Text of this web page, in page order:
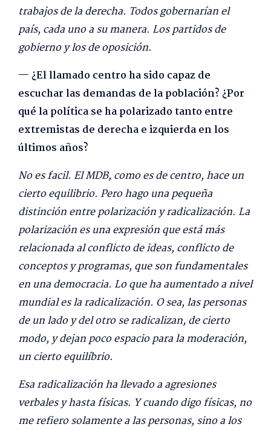
trabajos de la derecha. Todos gobernarían el
país, cada uno a su manera. Los partidos de
gobierno y los de oposición.
— ¿El llamado centro ha sido capaz de
escuchar las demandas de la población? ¿Por
qué la política se ha polarizado tanto entre
extremistas de derecha e izquierda en los
últimos años?
No es facil. El MDB, como es de centro, hace un
cierto equilibrio. Pero hago una pequeña
distinción entre polarización y radicalización. La
polarización es una expresión que está más
relacionada al conflicto de ideas, conflicto de
conceptos y programas, que son fundamentales
en una democracia. Lo que ha aumentado a nivel
mundial es la radicalización. O sea, las personas
de un lado y del otro se radicalizan, de cierto
modo, y dejan poco espacio para la moderación,
un cierto equilíbrio.
Esa radicalización ha llevado a agresiones
verbales y hasta físicas. Y cuando digo físicas, no
me refiero solamente a las personas, sino a los